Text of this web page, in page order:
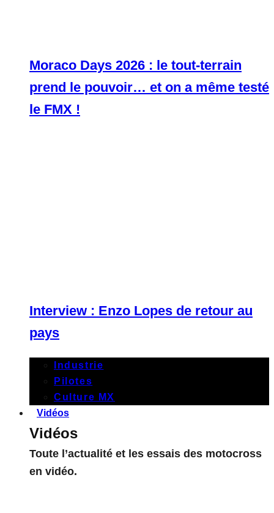
Moraco Days 2026 : le tout-terrain
prend le pouvoir… et on a même testé
le FMX !
Interview : Enzo Lopes de retour au
pays
Industrie
Pilotes
Culture MX
Vidéos
Vidéos
Toute l’actualité et les essais des motocross
en vidéo.